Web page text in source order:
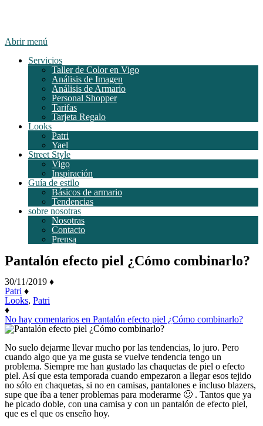
Abrir menú
Servicios
Taller de Color en Vigo
Análisis de Imagen
Análisis de Armario
Personal Shopper
Tarifas
Tarjeta Regalo
Looks
Patri
Yael
Street Style
Vigo
Inspiración
Guía de estilo
Básicos de armario
Tendencias
sobre nosotras
Nosotras
Contacto
Prensa
Pantalón efecto piel ¿Cómo combinarlo?
30/11/2019 ♦
Patri ♦
Looks, Patri
♦
No hay comentarios en Pantalón efecto piel ¿Cómo combinarlo?
No suelo dejarme llevar mucho por las tendencias, lo juro. Pero
cuando algo que ya me gusta se vuelve tendencia tengo un
problema. Siempre me han gustado las chaquetas de piel o efecto
piel. Así que esta temporada cuando empezaron a llegar esos tejido
no sólo en chaquetas, si no en camisas, pantalones e incluso blazers,
supe que iba a tener problemas para moderarme 🙂 . Tantos que ya
he picado doble, con una camisa y con un pantalón de efecto piel,
que es el que os enseño hoy.